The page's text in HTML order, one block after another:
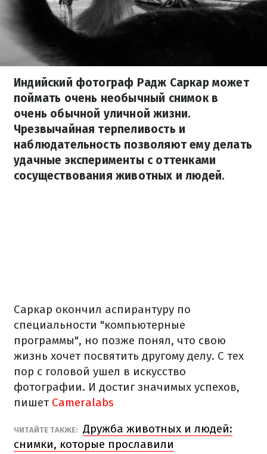
Индийский фотограф Радж Саркар может
поймать очень необычный снимок в
очень обычной уличной жизни.
Чрезвычайная терпеливость и
наблюдательность позволяют ему делать
удачные эксперименты с оттенками
сосуществования животных и людей.
Саркар окончил аспирантуру по
специальности "компьютерные
программы", но позже понял, что свою
жизнь хочет посвятить другому делу. С тех
пор с головой ушел в искусство
фотографии. И достиг значимых успехов,
пишет Cameralabs
ЧИТАЙТЕ ТАКЖЕ: Дружба животных и людей:
снимки, которые прославили